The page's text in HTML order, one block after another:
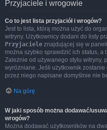
Przyjaciele i wrogowie
Co to jest lista przyjaciół i wrogów?
Jest to lista, którą można użyć do
witryny. Użytkownicy dodani do listy
Przyjaciele znajdującej się w
można szybko sprawdzić ich status, a
Zależnie od używanego stylu witryny,
wyróżniane. Jeśli użytkownik
przez niego napisane domyślnie nie
Na górę
W jaki sposób można dodawać/
wrogów?
Można dodawać użytkowników na